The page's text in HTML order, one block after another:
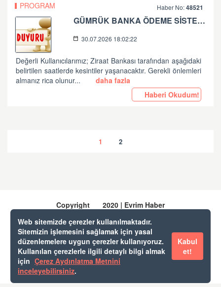
Web sitemizde çerezler kullanılmaktadır.
Sitemizin işlemesini sağlamak için yasal
düzenlemelere uygun çerezler kullanıyoruz.
Kullanılan çerezlerle ilgili detaylı bilgi almak
için Çerez Aydınlatma Metnini
inceleyebilirsiniz.
Kabul
et!
PROGRAM Haber No:48521
GÜMRÜK BANKA ÖDEME SİSTEMLERİ ZİRAAT BANKASI PLANLI ÇALIŞMA HK
30.07.2026 18:02:22
Değerli Kullanıcılarımız; Ziraat Bankası tarafından aşağıdaki
belirtilen saatlerde kesintiler yaşanacaktır. Gerekli önlemleri
almanız rica olunur...
daha fazla
Haberi Okudum!
1 2
Copyright 2020 | Evrim Haber
Evrim Yazılım & Danışmanlık
Evrim Destek
Web Gümrük